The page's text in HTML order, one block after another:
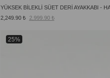
YÜKSEK BİLEKLİ SÜET DERİ AYAKKABI -
2,249.90 ₺
2,999.90 ₺
25%